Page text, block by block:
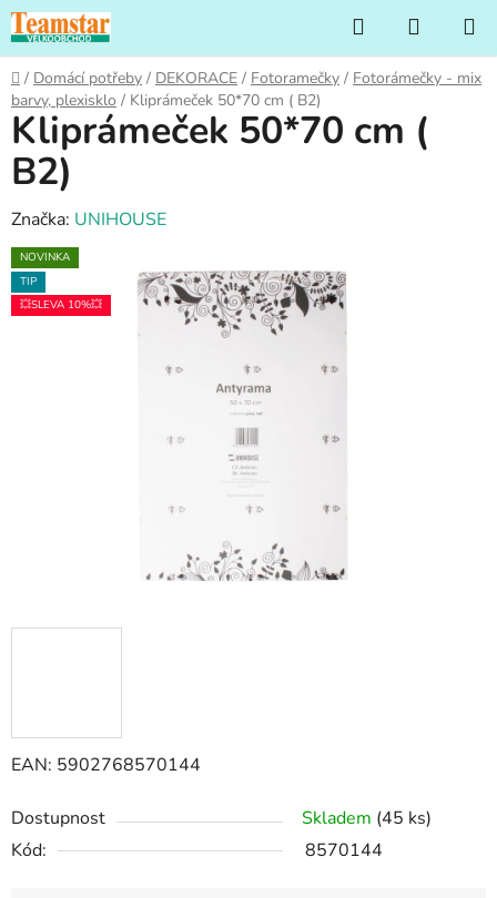
Přejít
na
obsah
Hledat
KOŠÍK
Domů
/ Domácí potřeby / DEKORACE / Fotoramečky / Fotorámečky - mix
barvy, plexisklo / Kliprámeček 50*70 cm ( B2)
EAN: 5902768570144
Dostupnost Skladem (45 ks)
Kód:
8570144
Kliprámeček 50*70 cm (
B2)
Značka: UNIHOUSE
NOVINKA
TIP
💥SLEVA 10%💥